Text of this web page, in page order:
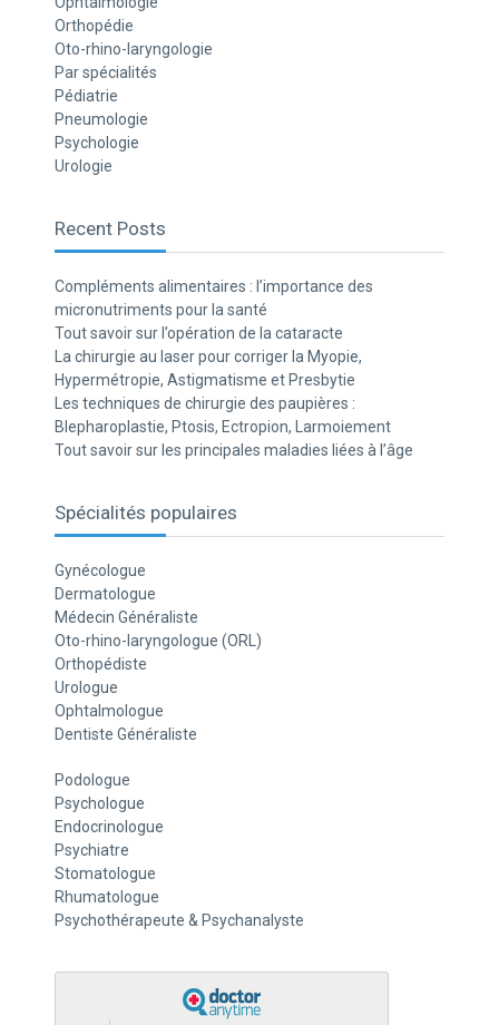
Orthopédie
Oto-rhino-laryngologie
Par spécialités
Pédiatrie
Pneumologie
Psychologie
Urologie
Recent Posts
Compléments alimentaires : l’importance des
micronutriments pour la santé
Tout savoir sur l’opération de la cataracte
La chirurgie au laser pour corriger la Myopie,
Hypermétropie, Astigmatisme et Presbytie
Les techniques de chirurgie des paupières :
Blepharoplastie, Ptosis, Ectropion, Larmoiement
Tout savoir sur les principales maladies liées à l’âge
Spécialités populaires
Gynécologue
Dermatologue
Médecin Généraliste
Oto-rhino-laryngologue (ORL)
Orthopédiste
Urologue
Ophtalmologue
Dentiste Généraliste
Podologue
Psychologue
Endocrinologue
Psychiatre
Stomatologue
Rhumatologue
Psychothérapeute & Psychanalyste